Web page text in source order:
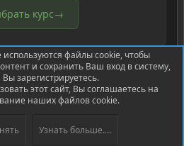
курс→
® © 2010-2026 XenForo Ltd.
of 8WAYRUN
файлы cookie, чтобы
и сохранить Ваш вход в систему,
Вы зарегистрируетесь.
этот сайт, Вы соглашаетесь на
наших файлов cookie.
Узнать больше....